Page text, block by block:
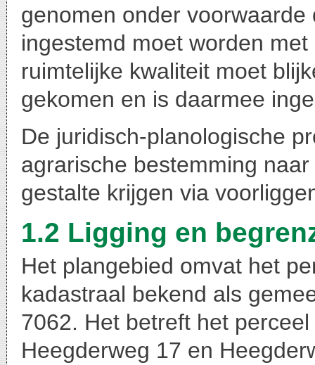
genomen onder
ingestemd moet worden
ruimtelijke kwaliteit moet
gekomen en is daarmee
De juridisch-planologische
agrarische bestemming
gestalte krijgen via
1.2 Ligging en
Het plangebied omvat het
kadastraal bekend als
7062. Het betreft het
Heegderweg 17 en